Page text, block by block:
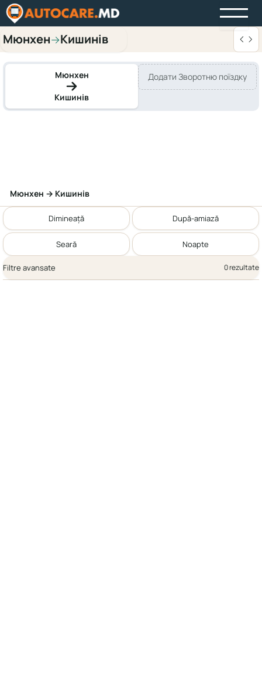
Мюнхен→Кишинів
Мюнхен
Кишинів
Додати Зворотню поїздку
Мюнхен → Кишинів
Dimineață După-amiază
Seară Noapte
Filtre avansate 0 rezultate